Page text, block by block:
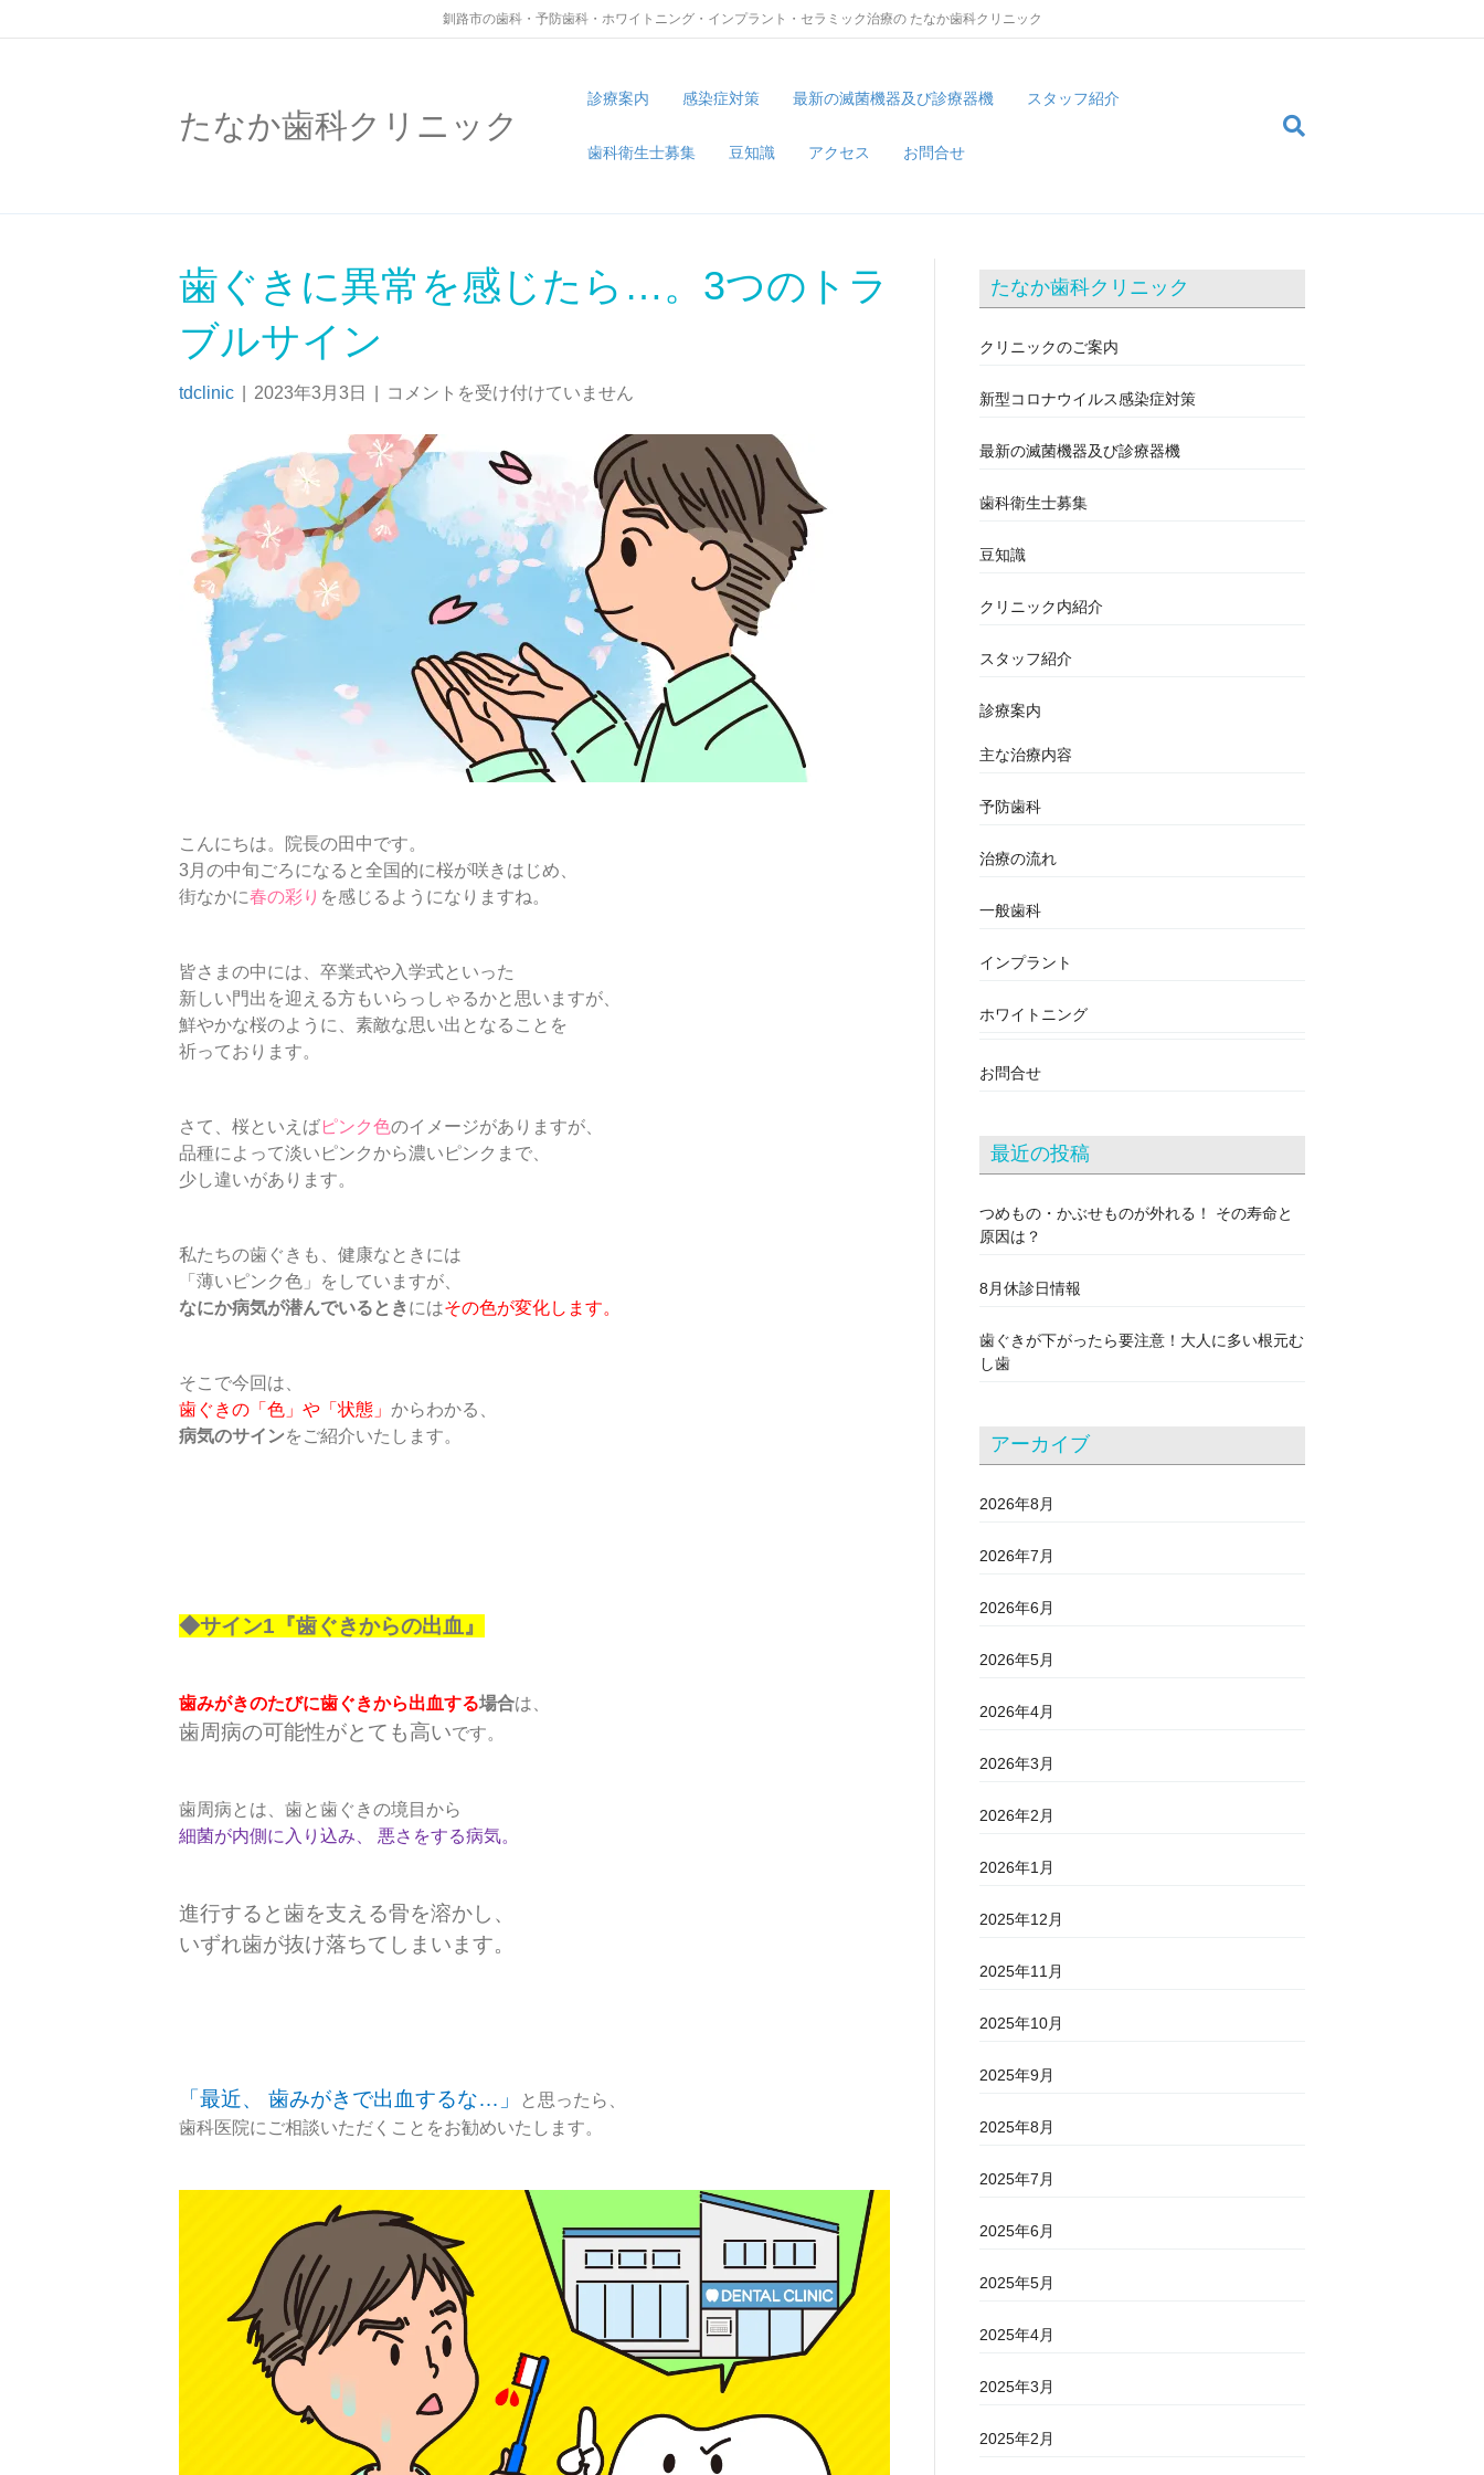
釧路市の歯科・予防歯科・ホワイトニング・インプラント・セラミック治療の たなか歯科クリニック
たなか歯科クリニック
診療案内 感染症対策 最新の滅菌機器及び診療器機 スタッフ紹介
歯科衛生士募集 豆知識 アクセス お問合せ
歯ぐきに異常を感じたら…。3つのトラ
ブルサイン
tdclinic 2023年3月3日 コメントを受け付けていません
こんにちは。院長の田中です。
3月の中旬ごろになると全国的に桜が咲きはじめ、
街なかに春の彩り を感じるようになりますね。
皆さまの中には、卒業式や入学式といった
新しい門出を迎える方もいらっしゃるかと思いますが、
鮮やかな桜のように、素敵な思い出となることを
祈っております。
さて、桜といえばピンク色のイメージがありますが、
品種によって淡いピンクから濃いピンクまで、
少し違いがあります。
私たちの歯ぐきも、健康なときには
「薄いピンク色」をしていますが、
なにか病気が潜んでいるときにはその色が変化します。
そこで今回は、
歯ぐきの「色」や「状態」 からわかる、
病気のサインをご紹介いたします。
◆サイン1『歯ぐきからの出血』
歯みがきのたびに歯ぐきから出血する場合は、
歯周病の可能性がとても高いです。
歯周病とは、歯と歯ぐきの境目から
細菌が内側に入り込み、 悪さをする病気。
進行すると歯を支える骨を溶かし、
いずれ歯が抜け落ちてしまいます。
「最近、 歯みがきで出血するな…」
と思ったら、
歯科医院にご相談いただくことをお勧めいたします。
たなか歯科クリニック
クリニックのご案内
新型コロナウイルス感染症対策
最新の滅菌機器及び診療器機
歯科衛生士募集
豆知識
クリニック内紹介
スタッフ紹介
診療案内
主な治療内容
予防歯科
治療の流れ
一般歯科
インプラント
ホワイトニング
お問合せ
最近の投稿
つめもの・かぶせものが外れる！ その寿命と
原因は？
8月休診日情報
歯ぐきが下がったら要注意！大人に多い根元む
し歯
アーカイブ
2026年8月
2026年7月
2026年6月
2026年5月
2026年4月
2026年3月
2026年2月
2026年1月
2025年12月
2025年11月
2025年10月
2025年9月
2025年8月
2025年7月
2025年6月
2025年5月
2025年4月
2025年3月
2025年2月